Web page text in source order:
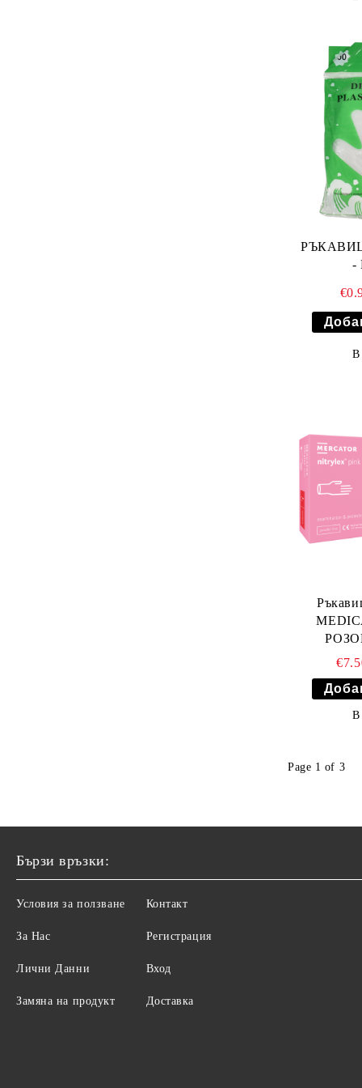
-
В
В
Page 1 of 3
Бързи връзки:
Условия за ползване
За Нас
Лични Данни
Замяна на продукт
Контакт
Регистрация
Вход
Доставка